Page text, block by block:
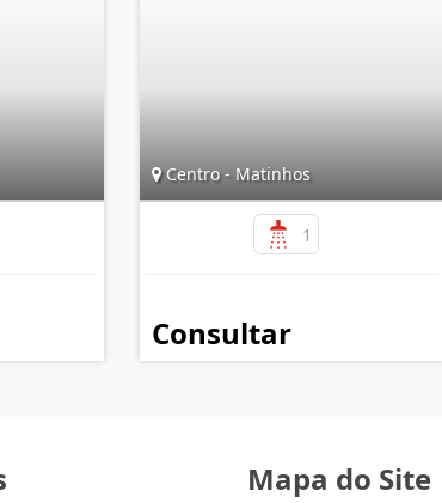
Centro - Matinhos
1
Consultar
Mapa do Site